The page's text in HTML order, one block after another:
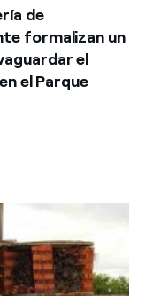
de
formalizan un
el
el Parque